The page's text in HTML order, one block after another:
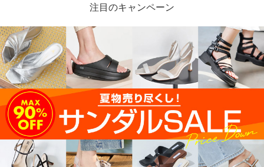
注目のキャンペーン